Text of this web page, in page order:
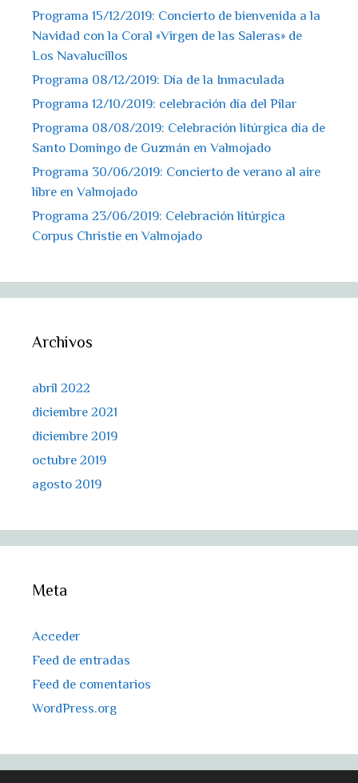
Programa 15/12/2019: Concierto de bienvenida a la
Navidad con la Coral «Virgen de las Saleras» de
Los Navalucillos
Programa 08/12/2019: Día de la Inmaculada
Programa 12/10/2019: celebración día del Pilar
Programa 08/08/2019: Celebración litúrgica día de
Santo Domingo de Guzmán en Valmojado
Programa 30/06/2019: Concierto de verano al aire
libre en Valmojado
Programa 23/06/2019: Celebración litúrgica
Corpus Christie en Valmojado
Archivos
abril 2022
diciembre 2021
diciembre 2019
octubre 2019
agosto 2019
Meta
Acceder
Feed de entradas
Feed de comentarios
WordPress.org